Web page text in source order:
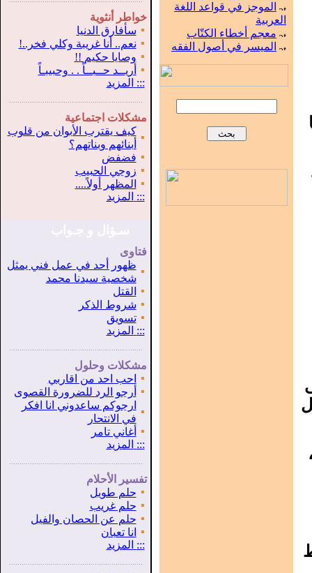
خواطر أنثوية
▪ سأفارق الدنيا
▪ نعم.. أنا غريبة وكلي فخر..!
▪ وصايا حكيم !!
▪
أريــد حــبــاً . . وحبيبـاً
::: المزيد
مشكلات اجتماعية
▪
كيف يقترب الأبوان من قلوب
أبنائهم وبناتهم؟
▪ فضفض
▪ زوجي الحبيب
▪
المظهر أولاً....
::: المزيد
فتاوى
▪
ظهور أحد في عمل فني يمثل
شخصية سيدنا محمد
▪
القتل
▪ شروط الذكر
▪ تسويق
::: المزيد
مشكلات وحلول
▪
احب احد من اقاربي
▪
أرجو الرد للضرورة القصوى
▪
ارجوكم ساعدوني انا افكر
في الانتحار
▪ أغاني تامر
::: المزيد
تفسير الأحلام
▪ حلم طويل
▪ حلم غريب
▪ حلم عن الحصان والفيل
▪
انا تعبان
::: المزيد
الموجز في قواعد اللغة
العربية
معجم أخطاء الكتّاب
الميسر في أصول الفقه